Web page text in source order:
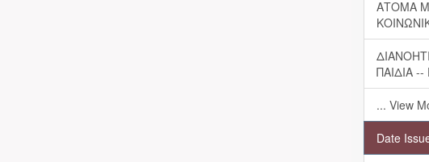
ΑΤΟΜΑ
ΠΑΙΔΙΑ
... View
Date